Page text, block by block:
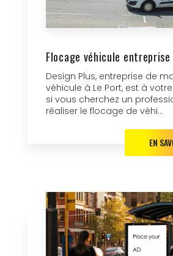
Flocage véhicule entreprise
Design Plus, entreprise de
véhicule à Le Port, est à
si vous cherchez un
réaliser le flocage de véhi...
EN